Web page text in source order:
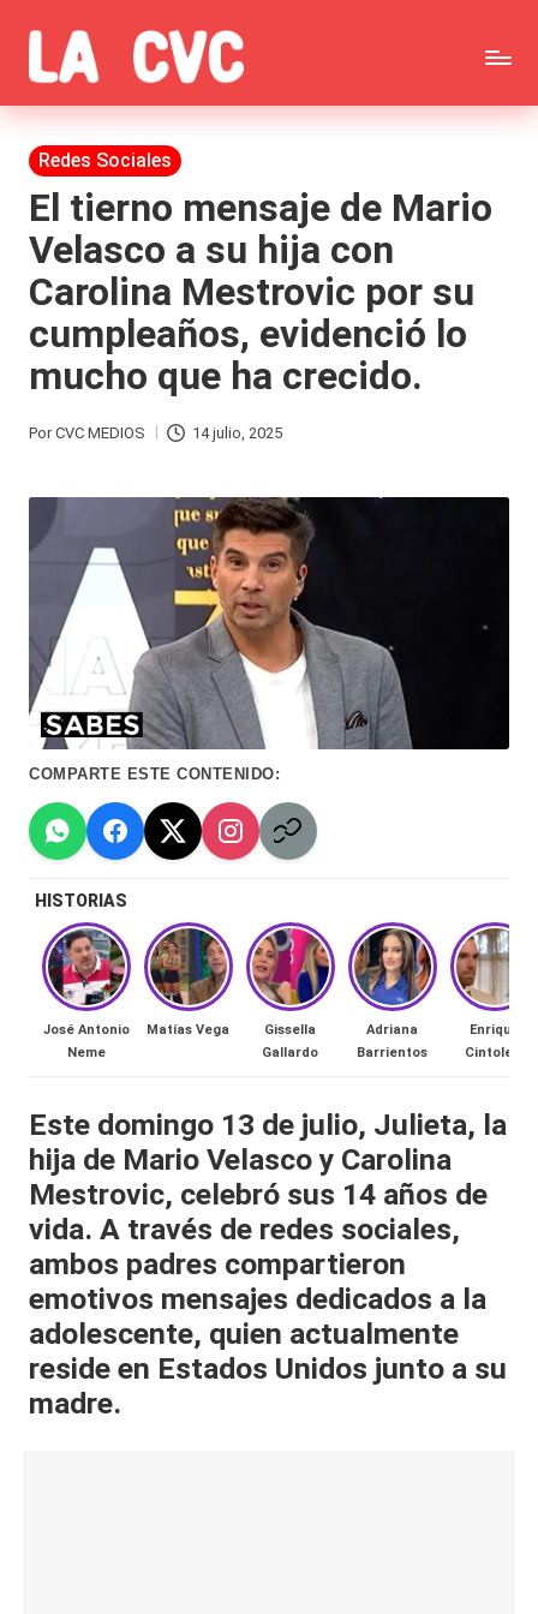
Saltar
al
contenido
C
o
p
u
c
h
a
s
y
ar
á
d
ul
a
C
hi
le
n
a
🔥
R
al
it
y
s,
T
V
y
R
Todas
las
noticias
de
la
farándula,
Realitys,
Tierra
Gran
Hermano
Tendencias
-
Exclusivas
-
Tv
y
redes
lacvc.com
Publicada
en
Redes Sociales
El tierno mensaje de Mario
Velasco a su hija con
Carolina Mestrovic por su
cumpleaños, evidenció lo
mucho que ha crecido.
Publicado
PorCVC MEDIOS 14 julio, 2025
COMPARTE ESTE CONTENIDO:
HISTORIAS
José Antonio
Neme
Matías Vega
Gissella
Gallardo
Adriana
Barrientos
Enrique
Cintolesi
Este domingo 13 de julio, Julieta, la
hija de Mario Velasco y Carolina
Mestrovic, celebró sus 14 años de
vida. A través de redes sociales,
ambos padres compartieron
emotivos mensajes dedicados a la
adolescente, quien actualmente
reside en Estados Unidos junto a su
madre.